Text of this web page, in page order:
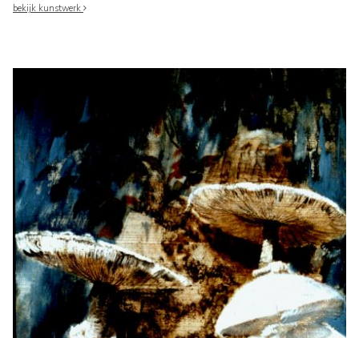
bekijk kunstwerk